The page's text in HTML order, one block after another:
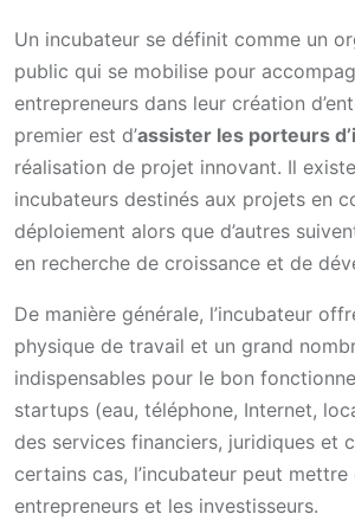
Un incubateur se définit comme un
public qui se mobilise pour
entrepreneurs dans leur création
premier est d’assister les porteurs
réalisation de projet innovant. Il
incubateurs destinés aux projets en
déploiement alors que d’autres
en recherche de croissance et de
De manière générale, l’incubateur
physique de travail et un grand
indispensables pour le bon
startups (eau, téléphone, Internet,
des services financiers, juridiques et
certains cas, l’incubateur peut mettre
entrepreneurs et les investisseurs.